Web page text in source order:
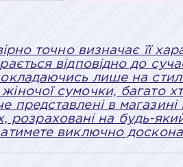
точно визначає її
відповідно до
лише на
сумочки, багато
представлені в магазині
розраховані на будь-
виключно